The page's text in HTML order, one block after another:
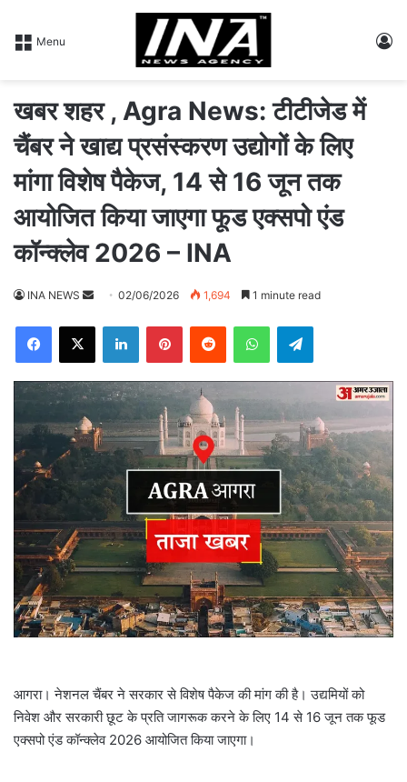
Menu
खबर शहर , Agra News: टीटीजेड में
चैंबर ने खाद्य प्रसंस्करण उद्योगों के लिए
मांगा विशेष पैकेज, 14 से 16 जून तक
आयोजित किया जाएगा फूड एक्सपो एंड
कॉन्क्लेव 2026 – INA
INA NEWS
d
a
e
m
02/06/2026 1,694 1 minute read
आगरा। नेशनल चैंबर ने सरकार से विशेष पैकेज की मांग की है। उद्यमियों को
निवेश और सरकारी छूट के प्रति जागरूक करने के लिए 14 से 16 जून तक फूड
एक्सपो एंड कॉन्क्लेव 2026 आयोजित किया जाएगा।